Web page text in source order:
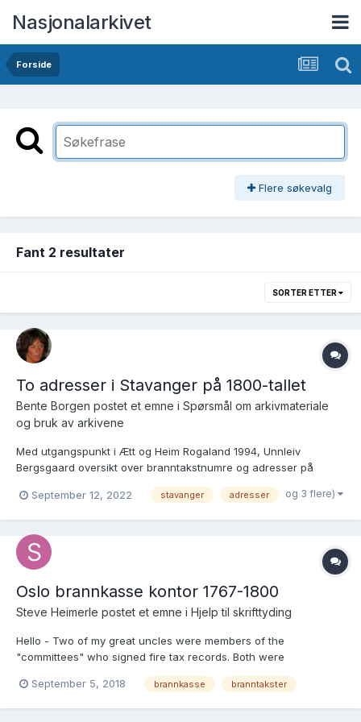
Nasjonalarkivet
Forside
Flere søkevalg
Fant 2 resultater
SORTER ETTER
To adresser i Stavanger på 1800-tallet
Bente Borgen postet et emne i Spørsmål om arkivmateriale
og bruk av arkivene
Med utgangspunkt i Ætt og Heim Rogaland 1994, Unnleiv
Bergsgaard oversikt over branntakstnumre og adresser på
spørsmål som jeg håper på gode svar på. Slik det ser ut for meg
September 12, 2022 stavanger adresser og 3 flere)
Oslo brannkasse kontor 1767-1800
Steve Heimerle postet et emne i Hjelp til skrifttyding
Hello - Two of my great uncles were members of the
"committees" who signed fire tax records. Both were
1807. Johan Hessler (1735-1786 and Gottfried Hessler (1746-
September 5, 2018 brannkasse branntakster